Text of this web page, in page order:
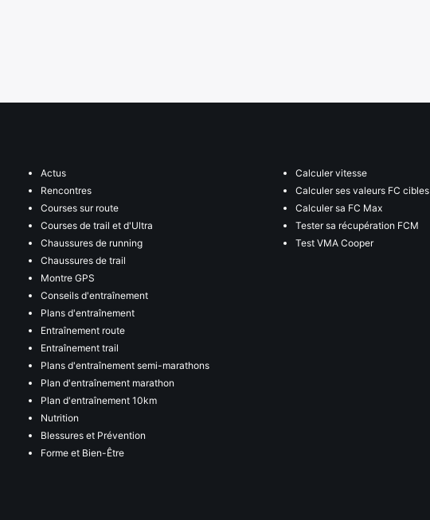
Actus
Rencontres
Courses sur route
Courses de trail et d'Ultra
Chaussures de running
Chaussures de trail
Montre GPS
Conseils d'entraînement
Plans d'entraînement
Entraînement route
Entraînement trail
Plans d'entraînement semi-marathons
Plan d'entraînement marathon
Plan d'entraînement 10km
Nutrition
Blessures et Prévention
Forme et Bien-Être
Calculer vitesse
Calculer ses valeurs FC cibles
Calculer sa FC Max
Tester sa récupération FCM
Test VMA Cooper